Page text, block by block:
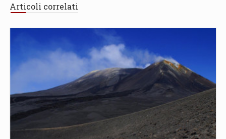
Articoli correlati